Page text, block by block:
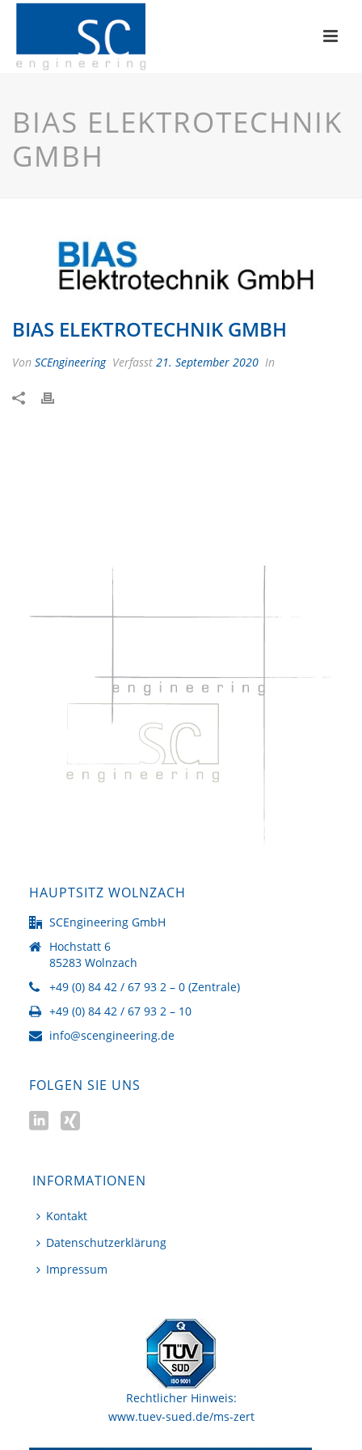
BIAS ELEKTROTECHNIK
GMBH
BIAS ELEKTROTECHNIK GMBH
Von SCEngineering Verfasst 21. September 2020 In
HAUPTSITZ WOLNZACH
SCEngineering GmbH
Hochstatt 6
85283 Wolnzach
+49 (0) 84 42 / 67 93 2 – 0 (Zentrale)
+49 (0) 84 42 / 67 93 2 – 10
info@scengineering.de
FOLGEN SIE UNS
INFORMATIONEN
Kontakt
Datenschutzerklärung
Impressum
Rechtlicher Hinweis:
www.tuev-sued.de/ms-zert